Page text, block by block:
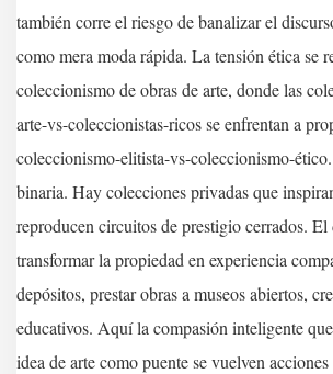
también corre el riesgo de banalizar el
como mera moda rápida. La tensión ética se
coleccionismo de obras de arte, donde las
arte-vs-coleccionistas-ricos se enfrentan a
coleccionismo-elitista-vs-coleccionismo-
binaria. Hay colecciones privadas que
reproducen circuitos de prestigio cerrados. El
transformar la propiedad en experiencia
depósitos, prestar obras a museos abiertos,
educativos. Aquí la compasión inteligente
idea de arte como puente se vuelven acciones